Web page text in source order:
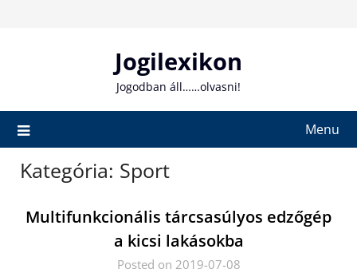
Jogilexikon
Jogodban áll……olvasni!
Menu
Kategória: Sport
Multifunkcionális tárcsasúlyos edzőgép
a kicsi lakásokba
Posted on 2019-07-08